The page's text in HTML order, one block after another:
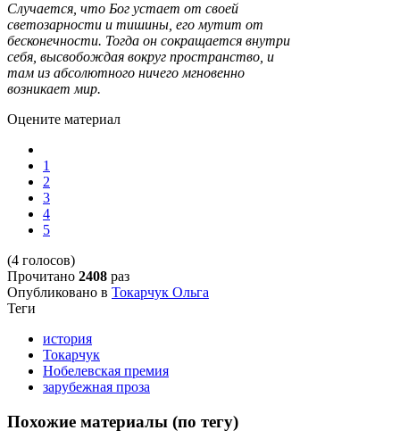
Случается, что Бог устает от своей
светозарности и тишины, его мутит от
бесконечности. Тогда он сокращается внутри
себя, высвобождая вокруг пространство, и
там из абсолютного ничего мгновенно
возникает мир.
Оцените материал
1
2
3
4
5
(4 голосов)
Прочитано 2408 раз
Опубликовано в Токарчук Ольга
Теги
история
Токарчук
Нобелевская премия
зарубежная проза
Похожие материалы (по тегу)